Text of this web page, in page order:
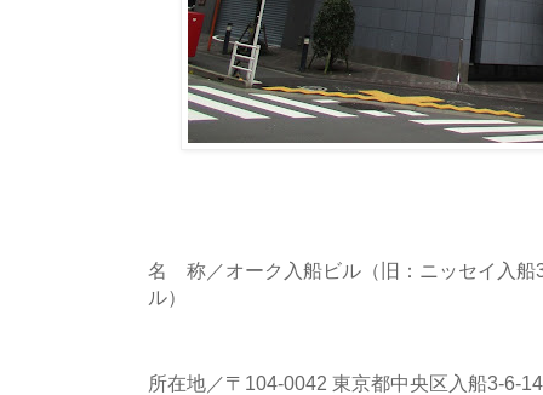
名 称／オーク入船ビル（旧：ニッセイ入船
ル）
所在地／〒104-0042 東京都中央区入船3-6-14